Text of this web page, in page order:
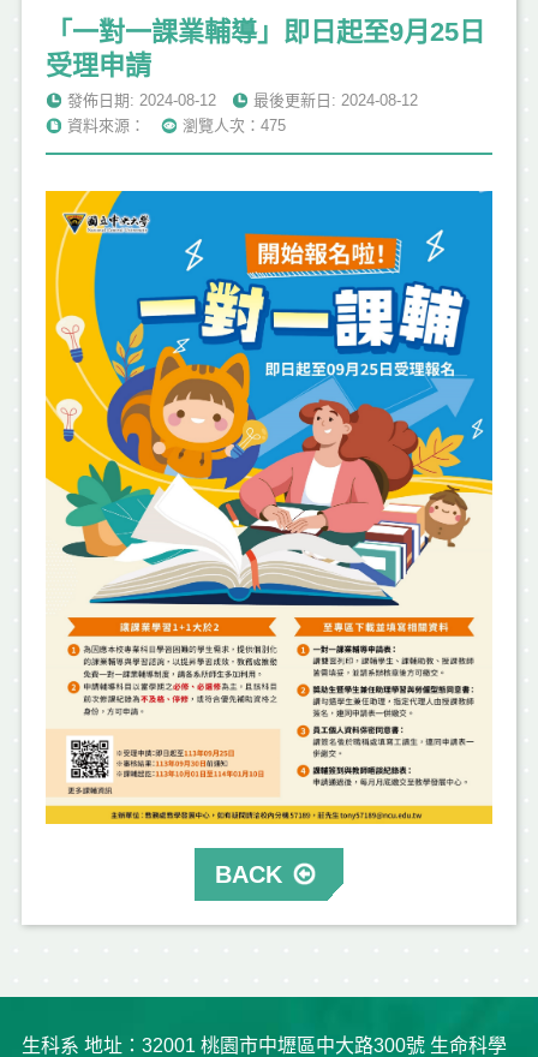
「一對一課業輔導」即日起至9月25日
受理申請
發佈日期: 2024-08-12
最後更新日: 2024-08-12
資料來源：
瀏覽人次：475
BACK
生科系 地址：32001 桃園市中壢區中大路300號 生命科學